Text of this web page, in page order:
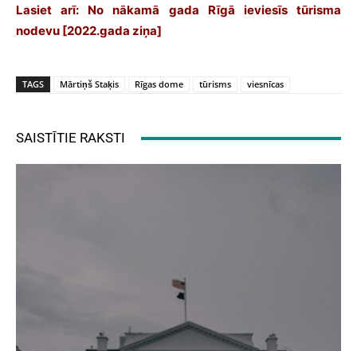
Lasiet arī: No nākamā gada Rīgā ieviesīs tūrisma
nodevu [2022.gada ziņa]
TAGS Mārtiņš Staķis Rīgas dome tūrisms viesnīcas
SAISTĪTIE RAKSTI